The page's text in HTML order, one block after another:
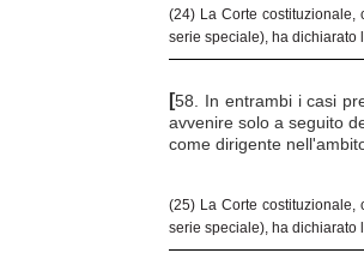
(24) La Corte costituzionale,
serie speciale), ha dichiarato
[58. In entrambi i casi
avvenire solo a seguito
come dirigente
(25) La Corte costituzionale,
serie speciale), ha dichiarato